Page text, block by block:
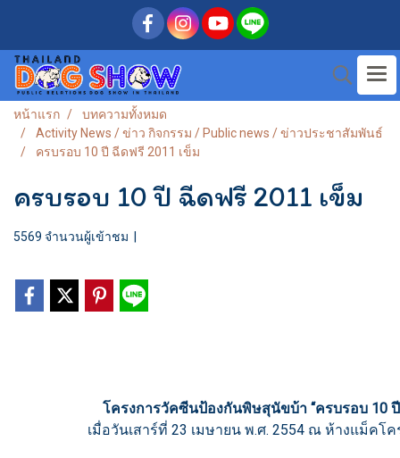
หน้าแรก
บทความทั้งหมด
Activity News / ข่าว กิจกรรม / Public news / ข่าวประชาสัมพันธ์
ครบรอบ 10 ปี ฉีดฟรี 2011 เข็ม
ครบรอบ 10 ปี ฉีดฟรี 2011 เข็ม
5569 จำนวนผู้เข้าชม
โครงการวัคซีนป้องกันพิษสุนัขบ้า “ครบรอบ 10 ปี
เมื่อวันเสาร์ที่ 23 เมษายน พ.ศ. 2554 ณ ห้างแม็คโ